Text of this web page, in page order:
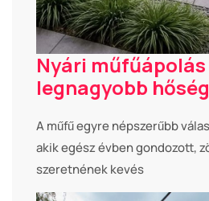
Nyári műfűápolás
legnagyobb
A műfű egyre népszerűbb
akik egész évben gondozott,
szeretnének kevés